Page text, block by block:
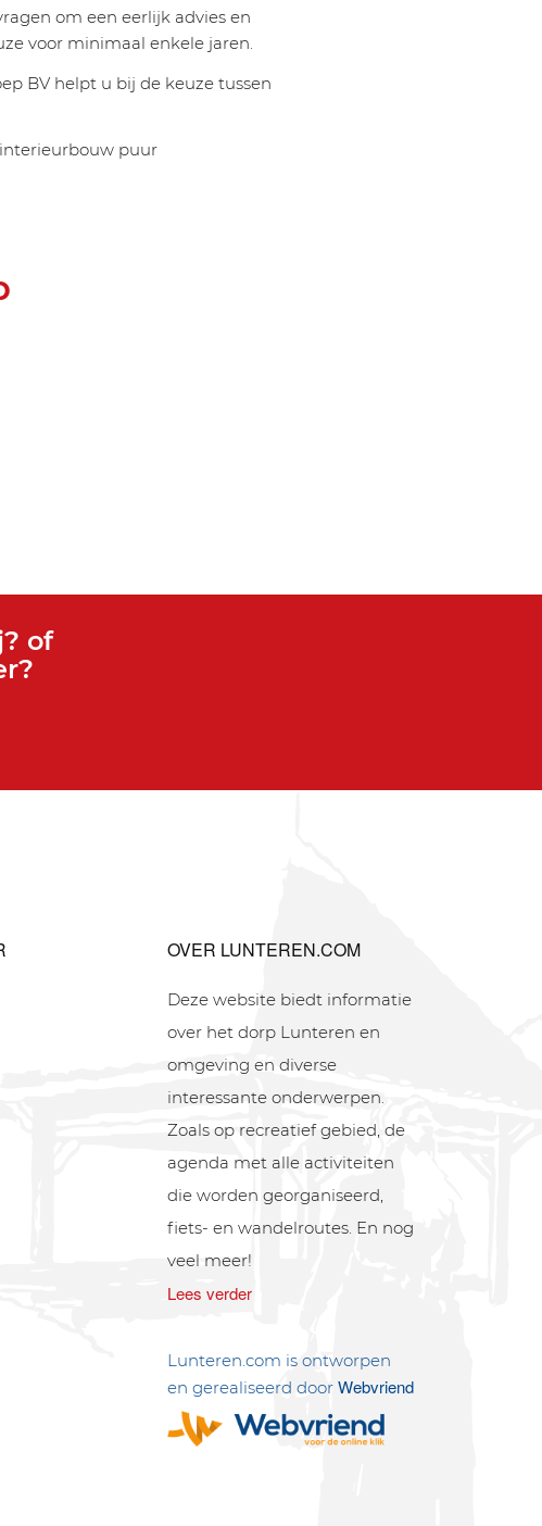
om een eerlijk advies en
voor minimaal enkele jaren.
BV helpt u bij de keuze tussen
puur
of
OVER LUNTEREN.COM
Deze website biedt informatie
over het dorp Lunteren en
omgeving en diverse
interessante onderwerpen.
Zoals op recreatief gebied, de
agenda met alle activiteiten
die worden georganiseerd,
fiets- en wandelroutes. En nog
veel meer!
Lees verder
Lunteren.com is ontworpen
en gerealiseerd doorWebvriend